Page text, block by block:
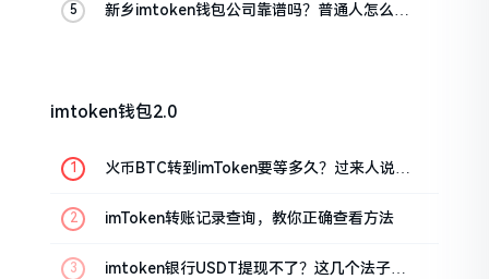
新乡imtoken钱包公司靠谱吗？普通人怎么避
imtoken钱包2.0
火币BTC转到imToken要等多久？过来人说说
imToken转账记录查询，教你正确查看方法
imtoken银行USDT提现不了？这几个法子能